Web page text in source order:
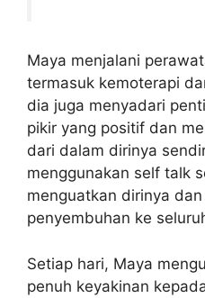
Maya menjalani
termasuk kemoterapi
dia juga menyadari
pikir yang positif dan
dari dalam dirinya
menggunakan self talk
menguatkan dirinya
penyembuhan ke
Setiap hari, Maya
penuh keyakinan